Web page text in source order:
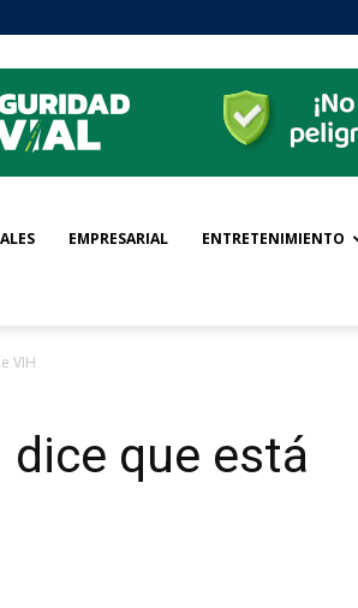
EMPRESARIAL ENTRETENIMIENTO
VIH
dice que está